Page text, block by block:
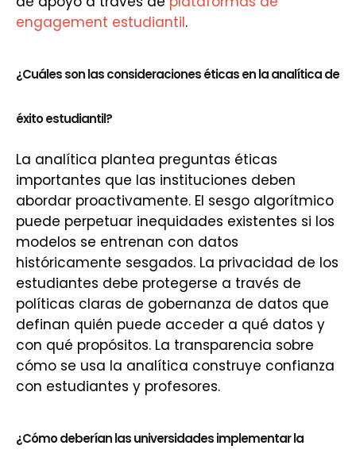
engagement estudiantil.
¿Cuáles son las consideraciones éticas en la analítica de
éxito estudiantil?
La analítica plantea preguntas éticas
importantes que las instituciones deben
abordar proactivamente. El sesgo algorítmico
puede perpetuar inequidades existentes si los
modelos se entrenan con datos
históricamente sesgados. La privacidad de los
estudiantes debe protegerse a través de
políticas claras de gobernanza de datos que
definan quién puede acceder a qué datos y
con qué propósitos. La transparencia sobre
cómo se usa la analítica construye confianza
con estudiantes y profesores.
¿Cómo deberían las universidades implementar la